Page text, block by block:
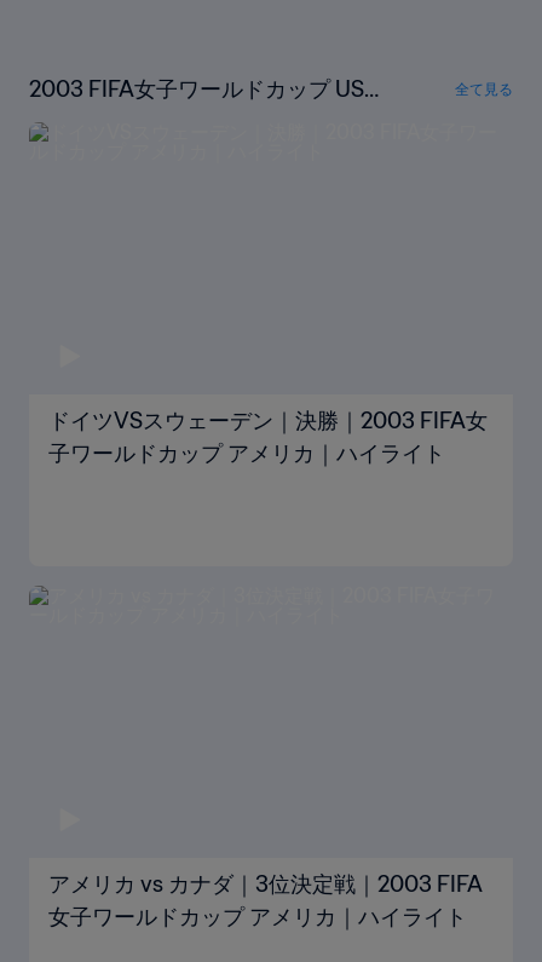
2003 FIFA女子ワールドカップ USA
ハイライト
全て見る
ドイツVSスウェーデン｜決勝｜2003 FIFA女
子ワールドカップ アメリカ｜ハイライト
アメリカ vs カナダ｜3位決定戦｜2003 FIFA
女子ワールドカップ アメリカ｜ハイライト